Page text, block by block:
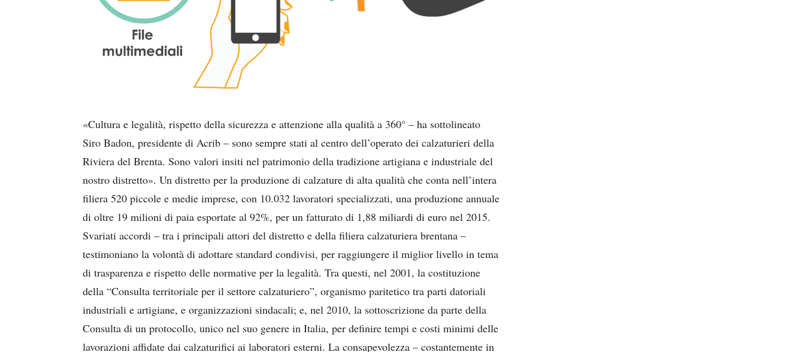
«Cultura e legalità, rispetto della sicurezza e attenzione alla qualità a 360° – ha sottolineato
Siro Badon, presidente di Acrib – sono sempre stati al centro dell’operato dei calzaturieri della
Riviera del Brenta. Sono valori insiti nel patrimonio della tradizione artigiana e industriale del
nostro distretto». Un distretto per la produzione di calzature di alta qualità che conta nell’intera
filiera 520 piccole e medie imprese, con 10.032 lavoratori specializzati, una produzione annuale
di oltre 19 milioni di paia esportate al 92%, per un fatturato di 1,88 miliardi di euro nel 2015.
Svariati accordi – tra i principali attori del distretto e della filiera calzaturiera brentana –
testimoniano la volontà di adottare standard condivisi, per raggiungere il miglior livello in tema
di trasparenza e rispetto delle normative per la legalità. Tra questi, nel 2001, la costituzione
della “Consulta territoriale per il settore calzaturiero”, organismo paritetico tra parti datoriali
industriali e artigiane, e organizzazioni sindacali; e, nel 2010, la sottoscrizione da parte della
Consulta di un protocollo, unico nel suo genere in Italia, per definire tempi e costi minimi delle
lavorazioni affidate dai calzaturifici ai laboratori esterni. La consapevolezza – costantemente in